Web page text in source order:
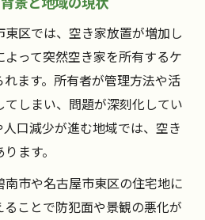
火災リスクを減らす工夫
した空き家管理のポイント
く活かす方法まとめ
の適切な管理手続きを解説
から学ぶ賢い使い方の工夫
貸の選択肢と注意点
など空き家地域貢献型活用
区では、空き家放置が増加し
って突然空き家を所有するケ
ます。所有者が管理方法や活
しまい、問題が深刻化してい
口減少が進む地域では、空き
ます。
市や名古屋市東区の住宅地に
ことで防犯面や景観の悪化が